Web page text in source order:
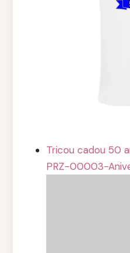
Tricou cadou 50
PRZ-00003-